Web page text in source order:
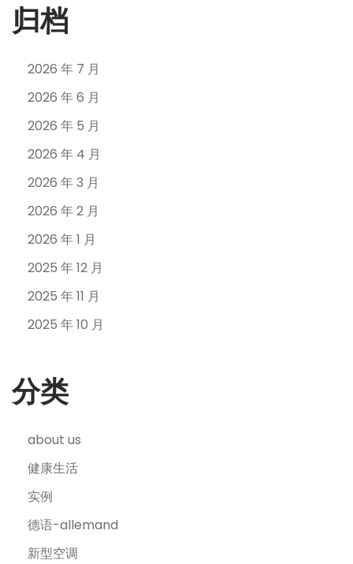
归档
2026 年 7 月
2026 年 6 月
2026 年 5 月
2026 年 4 月
2026 年 3 月
2026 年 2 月
2026 年 1 月
2025 年 12 月
2025 年 11 月
2025 年 10 月
分类
about us
健康生活
实例
德语-allemand
新型空调